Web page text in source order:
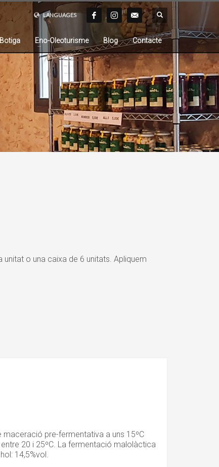
LANGUAGES
Botiga Eno-Oleoturisme Blog Contacte
o una caixa de 6 unitats. Apliquem
pre-fermentativa a uns 15ºC
20 i 25ºC. La fermentació malolàctica
14,5%vol.